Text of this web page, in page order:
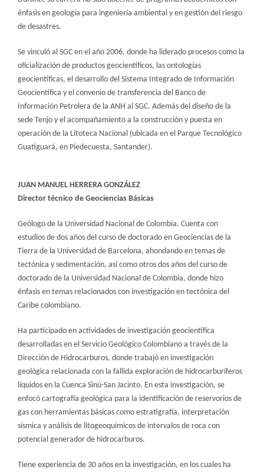
énfasis en geología para ingeniería ambiental y en gestión del riesgo
de desastres.
Se vinculó al SGC en el año 2006, donde ha liderado procesos como la
oficialización de productos geocientíficos, las ontologías
geocientíficas, el desarrollo del Sistema Integrado de Información
Geocientífica y el convenio de transferencia del Banco de
Información Petrolera de la ANH al SGC. Además del diseño de la
sede Tenjo y el acompañamiento a la construcción y puesta en
operación de la Litoteca Nacional (ubicada en el Parque Tecnológico
Guatiguará, en Piedecuesta, Santander).
​JUAN MANUEL HERRERA GONZÁLEZ
Director técnico de Geociencias Básicas
Geólogo de la Universidad Nacional de Colombia. Cuenta con
estudios de dos años del curso de doctorado en Geociencias de la
Tierra de la Universidad de Barcelona, ahondando en temas de
tectónica y sedimentación, así como otros dos años del curso de
doctorado de la Universidad Nacional de Colombia, donde hizo
énfasis en temas relacionados con investigación en tectónica del
Caribe colombiano.
Ha participado en actividades de investigación geocientífica
desarrolladas en el Servicio Geológico Colombiano a través de la
Dirección de Hidrocarburos, donde trabajó en investigación
geológica relacionada con la fallida exploración de hidrocarburíferos
líquidos en la Cuenca Sinú-San Jacinto. En esta investigación, se
enfocó cartografía geológica para la identificación de reservorios de
gas con herramientas básicas como estratigrafía, interpretación
sísmica y análisis de litogeoquímicos de intervalos de roca con
potencial generador de hidrocarburos.
Tiene experiencia de 30 años en la investigación, en los cuales ha